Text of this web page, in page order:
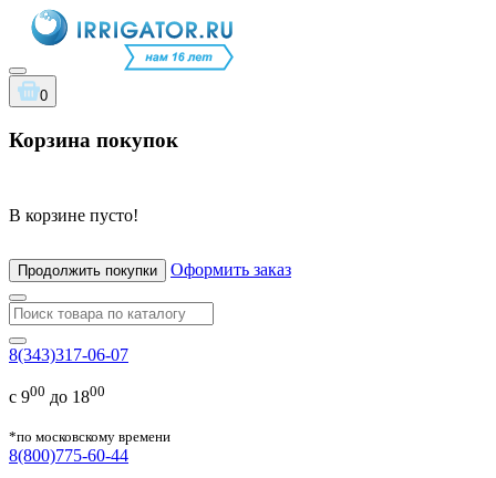
0
Корзина покупок
В корзине пусто!
Продолжить покупки Оформить заказ
8(343)317-06-07
с 900 до 1800
*по московскому времени
8(800)775-60-44